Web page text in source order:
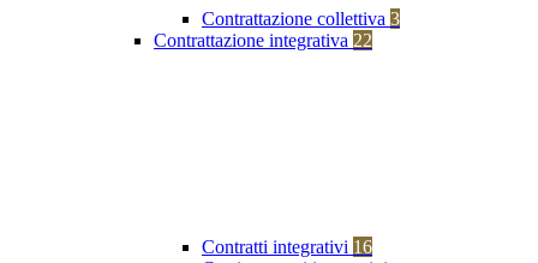
Contrattazione collettiva 3
Contrattazione integrativa 22
Contratti integrativi 16